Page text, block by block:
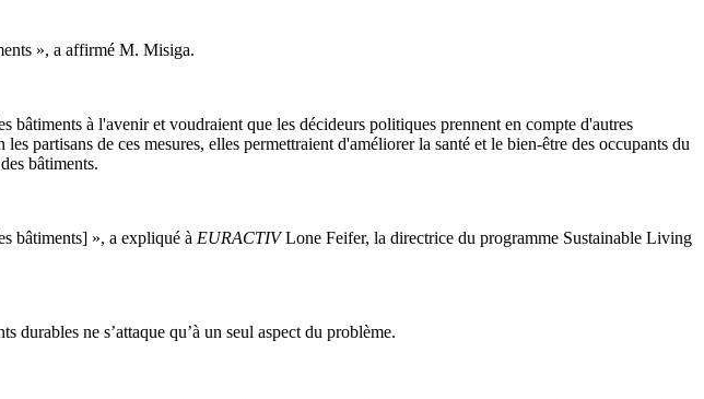
», a affirmé M. Misiga.
à l'avenir et voudraient que les décideurs politiques prennent en compte d'autres
partisans de ces mesures, elles permettraient d'améliorer la santé et le bien-être des occupants du
bâtiments.
bâtiments] », a expliqué à EURACTIVLone Feifer, la directrice du programme Sustainable Living
durables ne s’attaque qu’à un seul aspect du problème.